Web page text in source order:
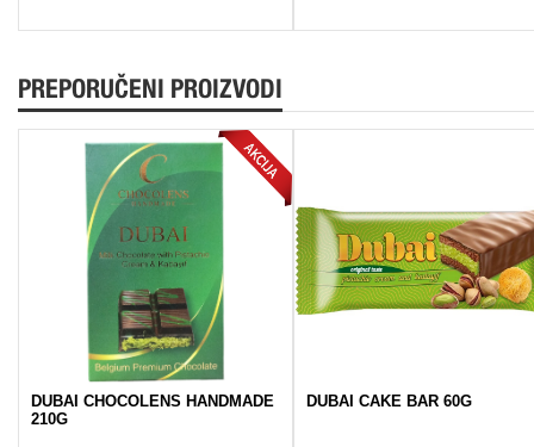
PREPORUČENI PROIZVODI
DUBAI CHOCOLENS HANDMADE
210G
DUBAI CAKE BAR 60G